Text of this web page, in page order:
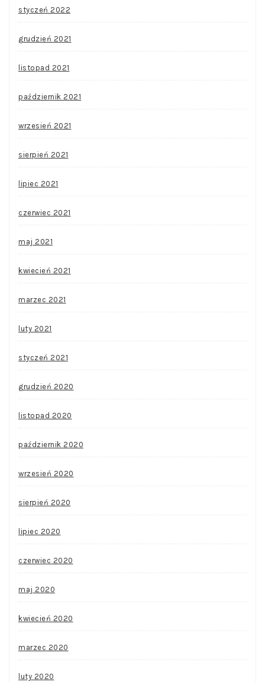
styczeń 2022
grudzień 2021
listopad 2021
październik 2021
wrzesień 2021
sierpień 2021
lipiec 2021
czerwiec 2021
maj 2021
kwiecień 2021
marzec 2021
luty 2021
styczeń 2021
grudzień 2020
listopad 2020
październik 2020
wrzesień 2020
sierpień 2020
lipiec 2020
czerwiec 2020
maj 2020
kwiecień 2020
marzec 2020
luty 2020